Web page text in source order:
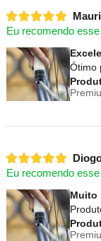
Eu recomendo
Ótimo
Eu recomendo
Muito